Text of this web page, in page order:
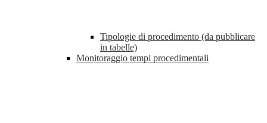
Tipologie di procedimento (da pubblicare
in tabelle)
Monitoraggio tempi procedimentali